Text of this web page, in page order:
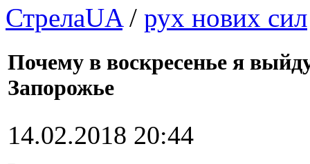
СтрелаUA/ рух нових сил
Почему в воскресенье я
Запорожье
14.02.2018 20:44